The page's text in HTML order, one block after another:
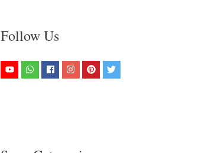
Follow Us